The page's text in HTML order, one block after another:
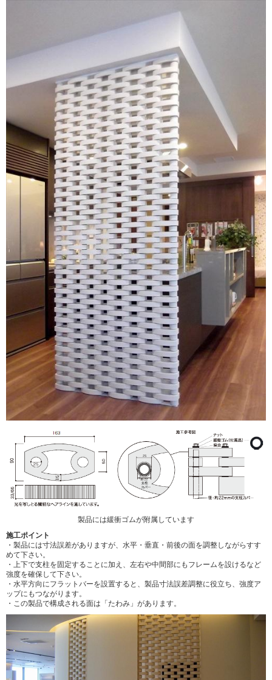
製品には緩衝ゴムが附属しています
施工ポイント
・製品には寸法誤差がありますが、水平・垂直・前後の面を調整しながらすす
めて下さい。
・上下で支柱を固定することに加え、左右や中間部にもフレームを設けるなど
強度を確保して下さい。
・水平方向にフラットバーを設置すると、製品寸法誤差調整に役立ち、強度ア
ップにもつながります。
・この製品で構成される面は「たわみ」があります。